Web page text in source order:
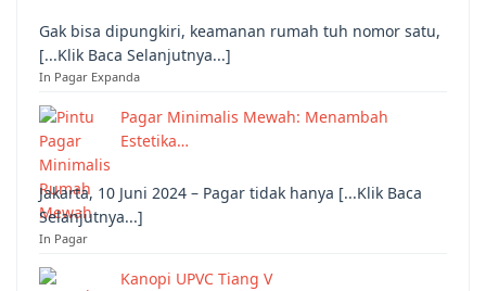
Gak bisa dipungkiri, keamanan rumah tuh nomor satu,
[...Klik Baca Selanjutnya...]
In Pagar Expanda
Pagar Minimalis Mewah: Menambah
Estetika…
Jakarta, 10 Juni 2024 – Pagar tidak hanya [...Klik Baca
Selanjutnya...]
In Pagar
Kanopi UPVC Tiang V